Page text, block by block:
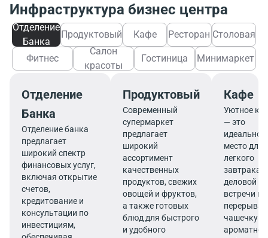
Инфраструктура бизнес центра
Отделение
Банка
Продуктовый Кафе Ресторан Столовая
Фитнес
Салон
красоты
Гостиница Минимаркет
Отделение
Банка
Отделение банка
предлагает
широкий спектр
финансовых услуг,
включая открытие
счетов,
кредитование и
консультации по
инвестициям,
Продуктовый
Современный
супермаркет
предлагает
широкий
ассортимент
качественных
продуктов, свежих
овощей и фруктов,
а также готовых
блюд для быстрого
и удобного
Кафе
Уютное
— это
идеальное
место для
легкого
завтрака,
деловой
встречи
перерыва
чашечку